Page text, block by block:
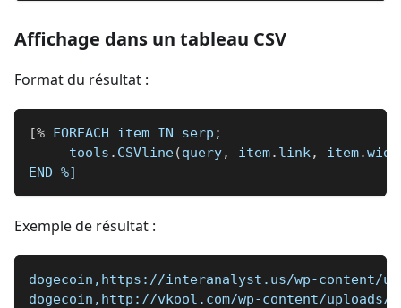
Affichage dans un tableau CSV
Format du résultat :
[% FOREACH item IN serp ;
     tools
. CSVline(query, item. link, item.
END %]
Exemple de résultat :
dogecoin,https://interanalyst.us/wp-content/
dogecoin,http://vkool.com/wp-content/uploads/